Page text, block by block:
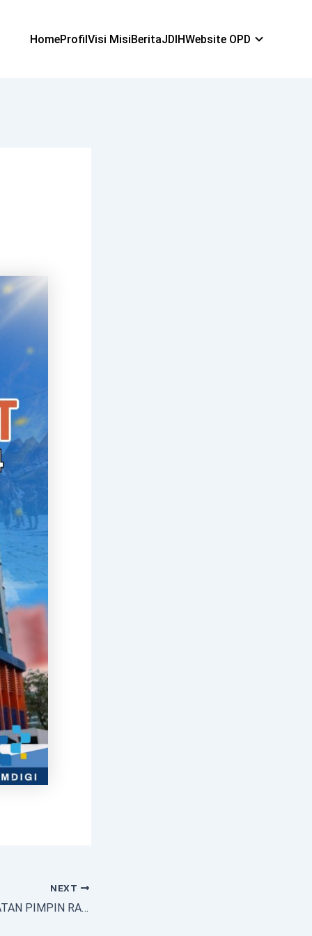
HomeProfilVisi MisiBeritaJDIHWebsite OPD
NEXT
BUPATI NIAS SELATAN PIMPIN RAPAT KOORDINASI DI KECAMATAN LOLOWAU